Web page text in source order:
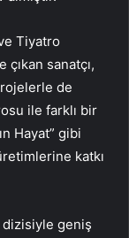
Tiyatro
sanatçı,
de
ile farklı bir
Hayat” gibi
katkı
dizisiyle geniş